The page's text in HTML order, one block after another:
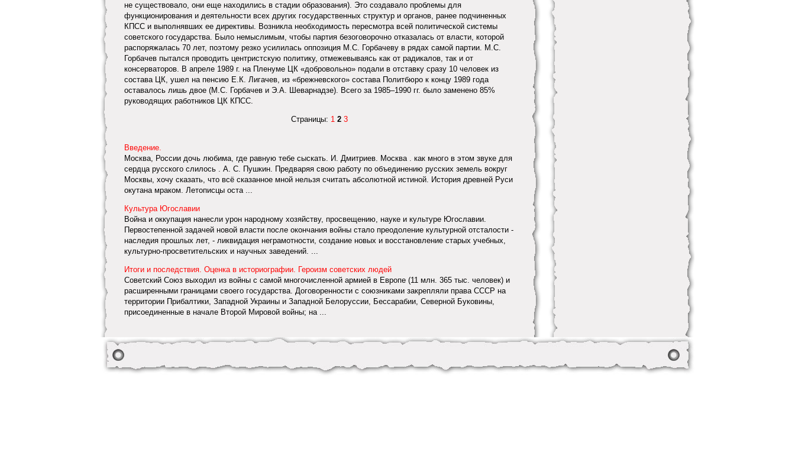
не существовало, они еще находились в стадии образования). Это создавало проблемы для
функционирования и деятельности всех других государственных структур и органов, ранее подчиненных
КПСС и выполнявших ее директивы. Возникла необходимость пересмотра всей политической системы
советского государства. Было немыслимым, чтобы партия безоговорочно отказалась от власти, которой
распоряжалась 70 лет, поэтому резко усилилась оппозиция М.С. Горбачеву в рядах самой партии. М.С.
Горбачев пытался проводить центристскую политику, отмежевываясь как от радикалов, так и от
консерваторов. В апреле 1989 г. на Пленуме ЦК «добровольно» подали в отставку сразу 10 человек из
состава ЦК, ушел на пенсию Е.К. Лигачев, из «брежневского» состава Политбюро к концу 1989 года
оставалось лишь двое (М.С. Горбачев и Э.А. Шеварнадзе). Всего за 1985–1990 гг. было заменено 85%
руководящих работников ЦК КПСС.
Страницы: 1 2 3
Введение.
Москва, России дочь любима, где равную тебе сыскать. И. Дмитриев. Москва . как много в этом звуке для
сердца русского слилось . А. С. Пушкин. Предваряя свою работу по объединению русских земель вокруг
Москвы, хочу сказать, что всё сказанное мной нельзя считать абсолютной истиной. История древней Руси
окутана мраком. Летописцы оста ...
Культура Югославии
Война и оккупация нанесли урон народному хозяйству, просвещению, науке и культуре Югославии.
Первостепенной задачей новой власти после окончания войны стало преодоление культурной отсталости -
наследия прошлых лет, - ликвидация неграмотности, создание новых и восстановление старых учебных,
культурно-просветительских и научных заведений. ...
Итоги и последствия. Оценка в историографии. Героизм советских людей
Советский Союз выходил из войны с самой многочисленной армией в Европе (11 млн. 365 тыс. человек) и
расширенными границами своего государства. Договоренности с союзниками закрепляли права СССР на
территории Прибалтики, Западной Украины и Западной Белоруссии, Бессарабии, Северной Буковины,
присоединенные в начале Второй Мировой войны; на ...